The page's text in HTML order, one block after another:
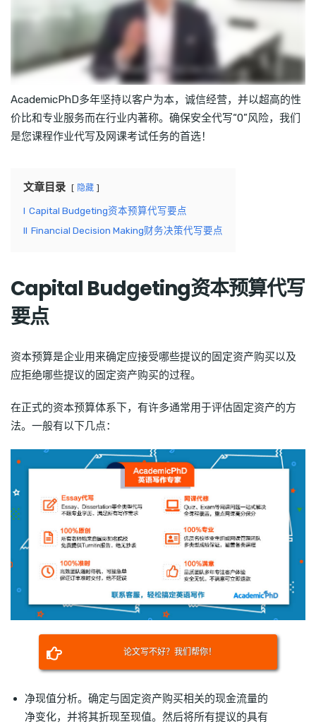
AcademicPhD多年坚持以客户为本，诚信经营，并以超高的性
价比和专业服务而在行业内著称。确保安全代写“0”风险，我们
是您课程作业代写及网课考试任务的首选！
文章目录 隐藏
I Capital Budgeting资本预算代写要点
II Financial Decision Making财务决策代写要点
Capital Budgeting资本预算代写
要点
资本预算是企业用来确定应接受哪些提议的固定资产购买以及
应拒绝哪些提议的固定资产购买的过程。
在正式的资本预算体系下，有许多通常用于评估固定资产的方
法。一般有以下几点：
论文写不好？我们帮你！
净现值分析。确定与固定资产购买相关的现金流量的
净变化，并将其折现至现值。然后将所有提议的具有